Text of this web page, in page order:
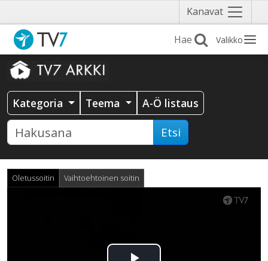
Kanavat Näytä
valikko
Valikko
Kategoria Teema A-Ö listaus
Etsi
Oletussoitin Vaihtoehtoinen soitin